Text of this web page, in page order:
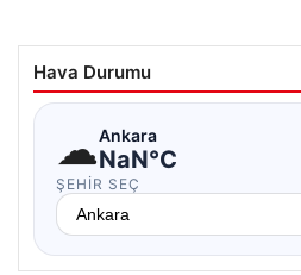
Hava Durumu
☁Ankara
NaN°C
ŞEHIR SEÇ